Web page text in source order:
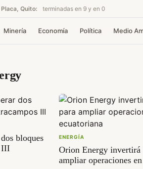
Quito: terminadas en 9 y en 0
Minería Economía Política Medio
bloques
III
ENERGÍA
Orion Energy
ampliar operaciones